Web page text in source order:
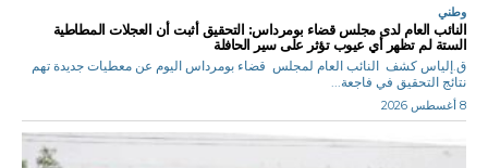
وطني
النائب العام لدى مجلس قضاء بومرداس: التحقيق أثبت أن العجلات المطاطية
الستة لم تظهر أي عيوب تؤثر على سير الحافلة
ق.إلياس كشف النائب العام لمجلس قضاء بومرداس اليوم عن معطيات جديدة تهم
نتائج التحقيق في فاجعة...
8 أغسطس 2026